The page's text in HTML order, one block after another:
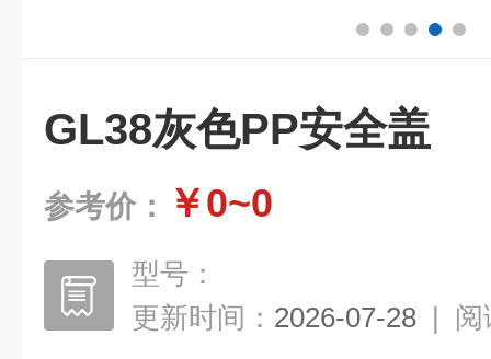
GL38灰色PP安全盖
参考价： ￥0~0
型号：
更新时间： 2026-07-28 | 阅